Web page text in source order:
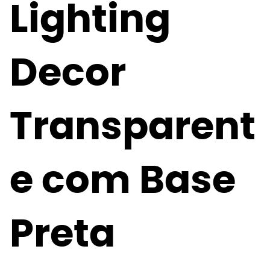
Lighting
Decor
Transparent
e com Base
Preta